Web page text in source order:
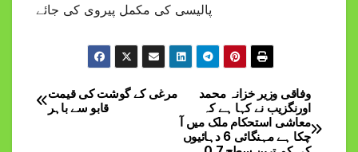
پالیسی کی مکمل پیروی کی جائے
Post
وفاقی وزیر خزانہ محمد
اورنگزیب نے کہا ہے کہ
معاشی استحکام ملک میں آ
چکا ہے مہنگائی 6 دہائیوں
مرغی کے گوشت کی قیمت
قابو سے باہر